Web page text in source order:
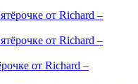
от Richard –
от Richard –
от Richard –